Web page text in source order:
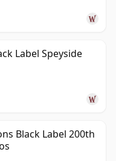
Label Speyside
Black Label 200th